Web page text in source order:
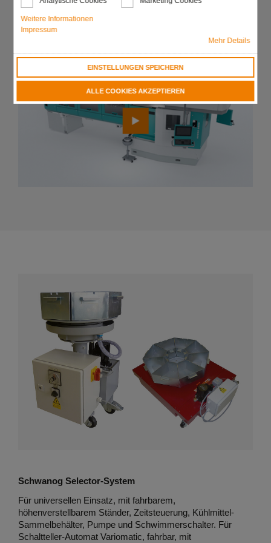
Weitere Informationen
Impressum
Mehr Details
EINSTELLUNGEN SPEICHERN
ALLE COOKIES AKZEPTIEREN
Schwanog Selector-System
Für universellen Einsatz, mit fahrbarem,
höhenverstellbarem Ständer, Zeitsteuerung, Kühlmittel-
Sammelbehälter, Pumpe und Schwimmerschalter. Für
Schaltteller-Automat Variomatic, fahrbar, mit